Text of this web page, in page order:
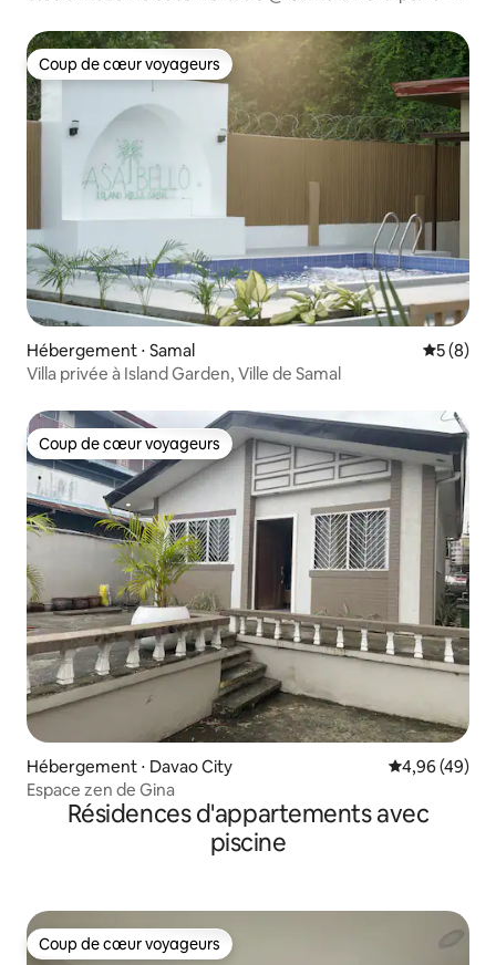
Coup de cœur voyageurs
Coup de cœur voyageurs
Hébergement ⋅ Samal
5 (8)
Villa privée à Island Garden, Ville de Samal
Coup de cœur voyageurs
Coup de cœur voyageurs
Hébergement ⋅ Davao City Évaluation
4,96 (49)
Espace zen de Gina
Résidences d'appartements avec
piscine
Coup de cœur voyageurs
Coup de cœur voyageurs